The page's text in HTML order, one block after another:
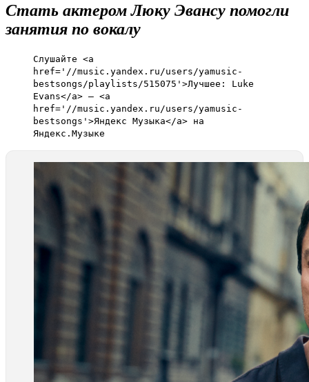
Стать актером Люку Эвансу помогли
занятия по вокалу
Слушайте <a
href='//music.yandex.ru/users/yamusic-
bestsongs/playlists/515075'>Лучшее: Luke
Evans</a> — <a
href='//music.yandex.ru/users/yamusic-
bestsongs'>Яндекс Музыка</a> на
Яндекс.Музыке